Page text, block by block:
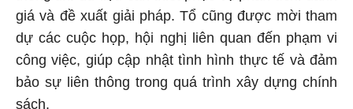
giá và đề xuất giải pháp. Tổ cũng được mời tham
dự các cuộc họp, hội nghị liên quan đến phạm vi
công việc, giúp cập nhật tình hình thực tế và đảm
bảo sự liên thông trong quá trình xây dựng chính